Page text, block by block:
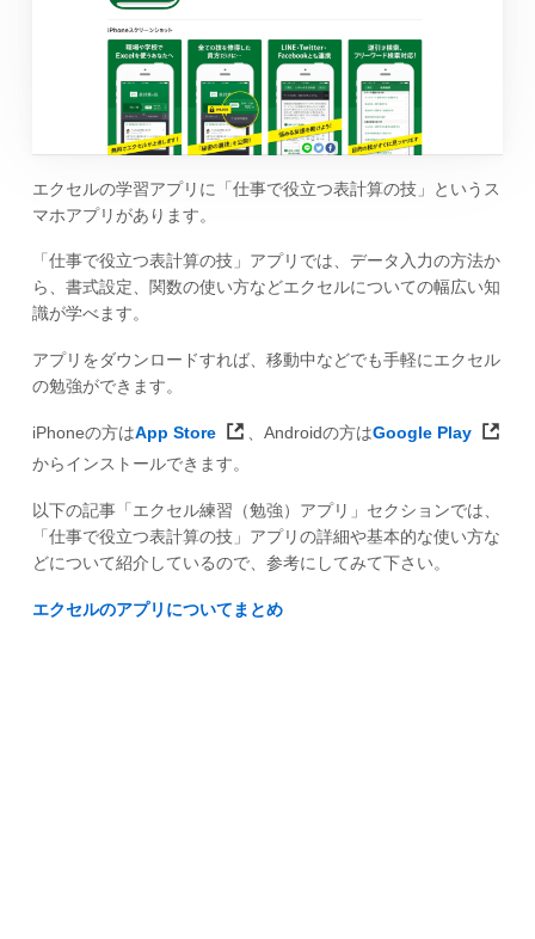
エクセルの学習アプリに「仕事で役立つ表計算の技」というス
マホアプリがあります。
「仕事で役立つ表計算の技」アプリでは、データ入力の方法か
ら、書式設定、関数の使い方などエクセルについての幅広い知
識が学べます。
アプリをダウンロードすれば、移動中などでも手軽にエクセル
の勉強ができます。
iPhoneの方はApp Store 、Androidの方はGoogle Play
からインストールできます。
以下の記事「エクセル練習（勉強）アプリ」セクションでは、
「仕事で役立つ表計算の技」アプリの詳細や基本的な使い方な
どについて紹介しているので、参考にしてみて下さい。
エクセルのアプリについてまとめ